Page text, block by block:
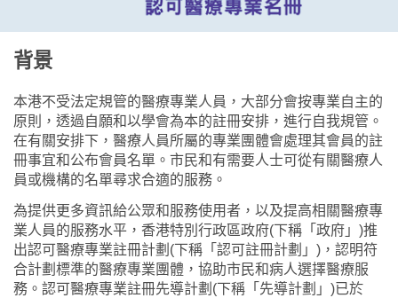
背景
本港不受法定規管的醫療專業人員，大部分會按專業自主的
原則，透過自願和以學會為本的註冊安排，進行自我規管。
在有關安排下，醫療人員所屬的專業團體會處理其會員的註
冊事宜和公布會員名單。市民和有需要人士可從有關醫療人
員或機構的名單尋求合適的服務。
為提供更多資訊給公眾和服務使用者，以及提高相關醫療專
業人員的服務水平，香港特別行政區政府(下稱「政府」)推
出認可醫療專業註冊計劃(下稱「認可註冊計劃」)，認明符
合計劃標準的醫療專業團體，協助市民和病人選擇醫療服
務。認可醫療專業註冊先導計劃(下稱「先導計劃」)已於